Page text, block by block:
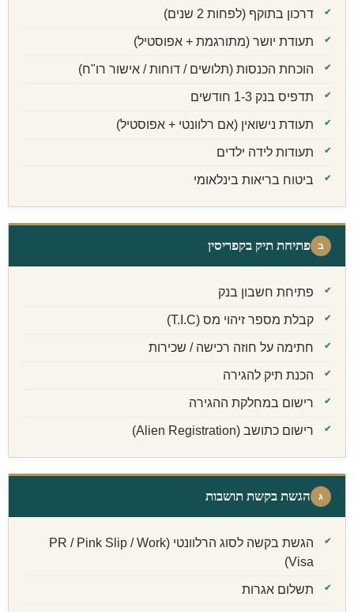
דרכון בתוקף (לפחות 2 שנים)
תעודת יושר (מתורגמת + אפוסטיל)
הוכחת הכנסות (תלושים / דוחות / אישור רו"ח)
תדפיס בנק 1-3 חודשים
תעודת נישואין (אם רלוונטי + אפוסטיל)
תעודות לידה ילדים
ביטוח בריאות בינלאומי
ב פתיחת תיק בקפריסין
פתיחת חשבון בנק
קבלת מספר זיהוי מס (T.I.C)
חתימה על חוזה רכישה / שכירות
הכנת תיק להגירה
רישום במחלקת ההגירה
רישום כתושב (Alien Registration)
ג הגשת בקשת תושבות
הגשת בקשה לסוג הרלוונטי (PR / Pink Slip / Work
Visa)
תשלום אגרות